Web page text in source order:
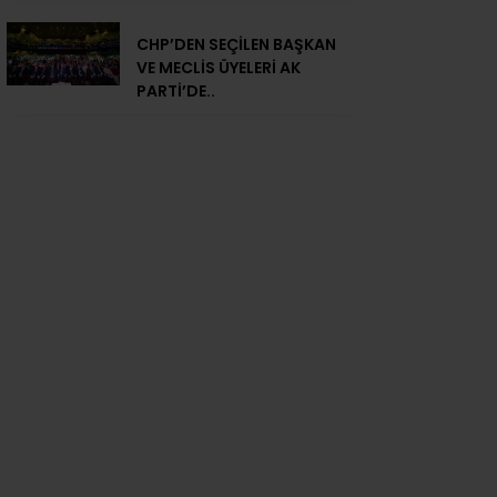
CHP’DEN SEÇİLEN BAŞKAN
VE MECLİS ÜYELERİ AK
PARTİ’DE..